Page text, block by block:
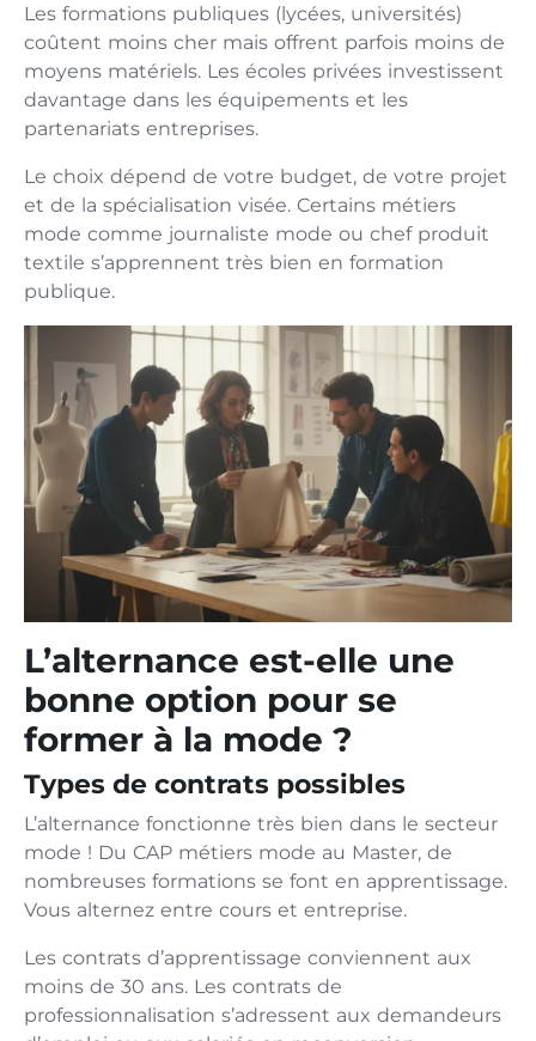
Les formations publiques (lycées, universités)
coûtent moins cher mais offrent parfois moins de
moyens matériels. Les écoles privées investissent
davantage dans les équipements et les
partenariats entreprises.
Le choix dépend de votre budget, de votre projet
et de la spécialisation visée. Certains métiers
mode comme journaliste mode ou chef produit
textile s’apprennent très bien en formation
publique.
L’alternance est-elle une
bonne option pour se
former à la mode ?
Types de contrats possibles
L’alternance fonctionne très bien dans le secteur
mode ! Du CAP métiers mode au Master, de
nombreuses formations se font en apprentissage.
Vous alternez entre cours et entreprise.
Les contrats d’apprentissage conviennent aux
moins de 30 ans. Les contrats de
professionnalisation s’adressent aux demandeurs